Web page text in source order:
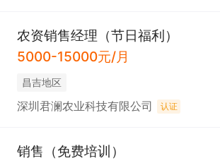
农资销售经理（节日福利）
5000-15000元/月
昌吉地区
深圳君澜农业科技有限公司 认证
销售（免费培训）